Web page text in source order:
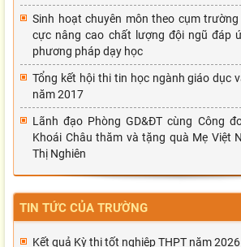
Sinh hoạt chuyên môn theo cụm
cực nâng cao chất lượng đội ngũ đáp
phương pháp dạy học
Tổng kết hội thi tin học ngành giáo dục
năm 2017
Lãnh đạo Phòng GD&ĐT cùng Công
Khoái Châu thăm và tặng quà Mẹ Việt
Thị Nghiên
TIN TỨC CỦA TRƯỜNG
Kết quả Kỳ thi tốt nghiệp THPT năm 2026